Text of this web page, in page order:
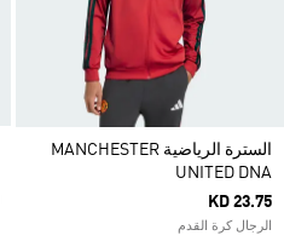
السترة الرياضية MANCHESTER
UNITED DNA
KD 23.75
الرجال كرة القدم